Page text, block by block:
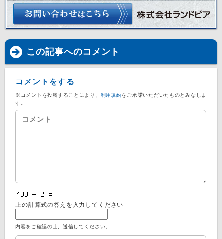
この記事へのコメント
コメントをする
※コメントを投稿することにより、 利用規約をご承諾いただいたものとみなしま
す。
上の計算式の答えを入力してください
内容をご確認の上、送信してください。